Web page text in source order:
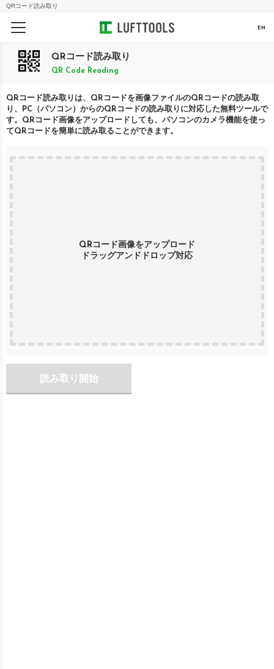
QRコード読み取り
EN
QRコード読み取り
QR Code Reading
QRコード読み取りは、QRコードを画像ファイルのQRコードの読み取
り、PC（パソコン）からのQRコードの読み取りに対応した無料ツールで
す。QRコード画像をアップロードしても、パソコンのカメラ機能を使っ
てQRコードを簡単に読み取ることができます。
QRコード画像をアップロード
ドラッグアンドドロップ対応
読み取り開始